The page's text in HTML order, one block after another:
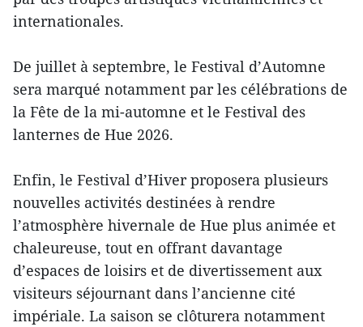
internationales.
De juillet à septembre, le Festival d’Automne
sera marqué notamment par les célébrations de
la Fête de la mi-automne et le Festival des
lanternes de Hue 2026.
Enfin, le Festival d’Hiver proposera plusieurs
nouvelles activités destinées à rendre
l’atmosphère hivernale de Hue plus animée et
chaleureuse, tout en offrant davantage
d’espaces de loisirs et de divertissement aux
visiteurs séjournant dans l’ancienne cité
impériale. La saison se clôturera notamment